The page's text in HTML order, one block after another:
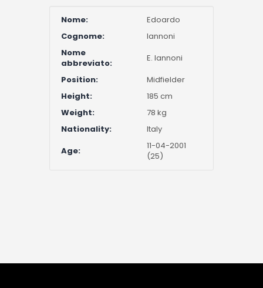
Nome:
Edoardo
Cognome:
Iannoni
Nome
abbreviato:
E. Iannoni
Position:
Midfielder
Height:
185 cm
Weight:
78 kg
Nationality:
Italy
Age:
11-04-2001
(25)